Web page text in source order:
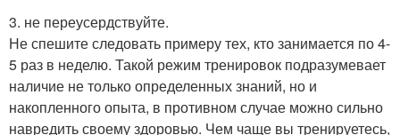
3. не переусердствуйте.
Не спешите следовать примеру тех, кто занимается по 4-
5 раз в неделю. Такой режим тренировок подразумевает
наличие не только определенных знаний, но и
накопленного опыта, в противном случае можно сильно
навредить своему здоровью. Чем чаще вы тренируетесь,